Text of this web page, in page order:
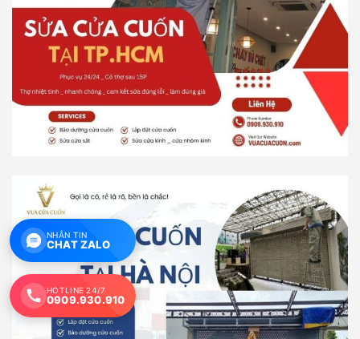
NHẮN TIN
CHAT ZALO
HOTLINE 24/7
0909.930.910